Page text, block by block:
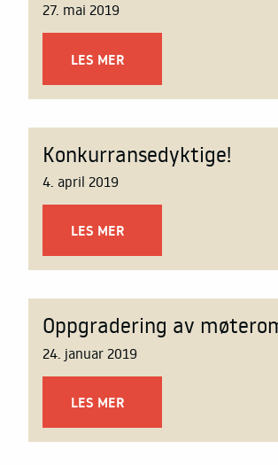
27. mai 2019
LES MER
Konkurransedyktige!
4. april 2019
LES MER
Oppgradering av
24. januar 2019
LES MER